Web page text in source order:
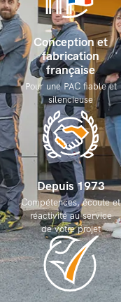
Conception et
fabrication
française
Pour une PAC fiable et
silencieuse
Depuis 1973
Compétences, écoute et
réactivité au service
de votre projet